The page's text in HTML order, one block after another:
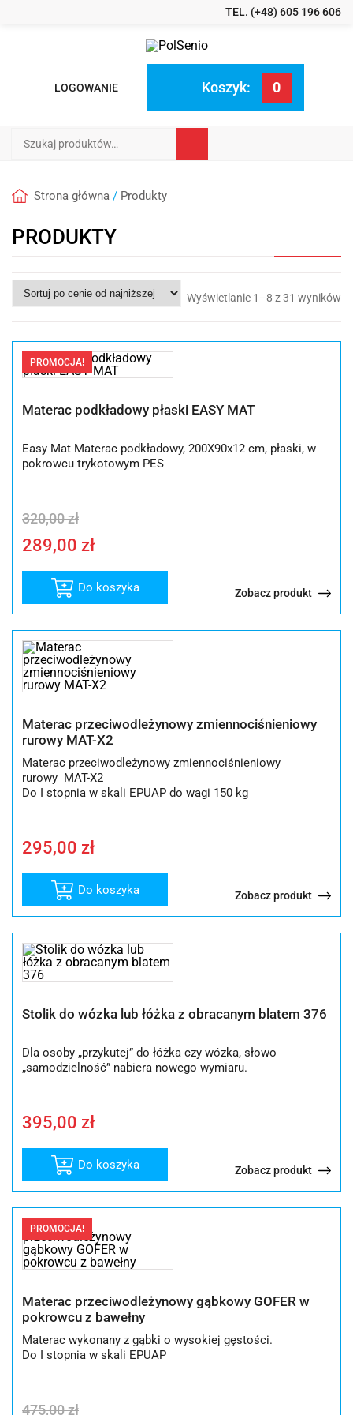
TEL. (+48) 605 196 606
Szukaj:
LOGOWANIE Koszyk: 0
Strona główna / Produkty
PRODUKTY
Wyświetlanie 1–8 z 31 wyników
od
PROMOCJA!
Materac podkładowy płaski EASY MAT
Easy Mat Materac podkładowy, 200X90x12 cm, płaski, w
pokrowcu trykotowym PES
320,00zł
Pierwotna
cena
wynosiła:
320,00 zł.
289,00 zł
Aktualna
cena
wynosi:
289,00 zł.
Do koszyka Zobacz produkt
Materac przeciwodleżynowy zmiennociśnieniowy
rurowy MAT-X2
Materac przeciwodleżynowy zmiennociśnieniowy
rurowy MAT-X2
Do I stopnia w skali EPUAP do wagi 150 kg
295,00 zł
Do koszyka Zobacz produkt
Stolik do wózka lub łóżka z obracanym blatem 376
Dla osoby „przykutej” do łóżka czy wózka, słowo
„samodzielność” nabiera nowego wymiaru.
395,00 zł
Do koszyka Zobacz produkt
PROMOCJA!
Materac przeciwodleżynowy gąbkowy GOFER w
pokrowcu z bawełny
Materac wykonany z gąbki o wysokiej gęstości.
Do I stopnia w skali EPUAP
475,00zł
Pierwotna
Aktualna